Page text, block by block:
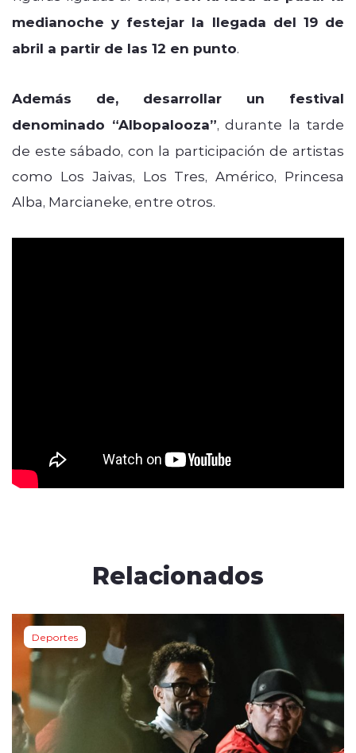
medianoche y festejar la llegada del 19 de
abril a partir de las 12 en punto.
Además de, desarrollar un festival
denominado “Albopalooza”, durante la tarde
de este sábado, con la participación de artistas
como Los Jaivas, Los Tres, Américo, Princesa
Alba, Marcianeke, entre otros.
Relacionados
Deportes